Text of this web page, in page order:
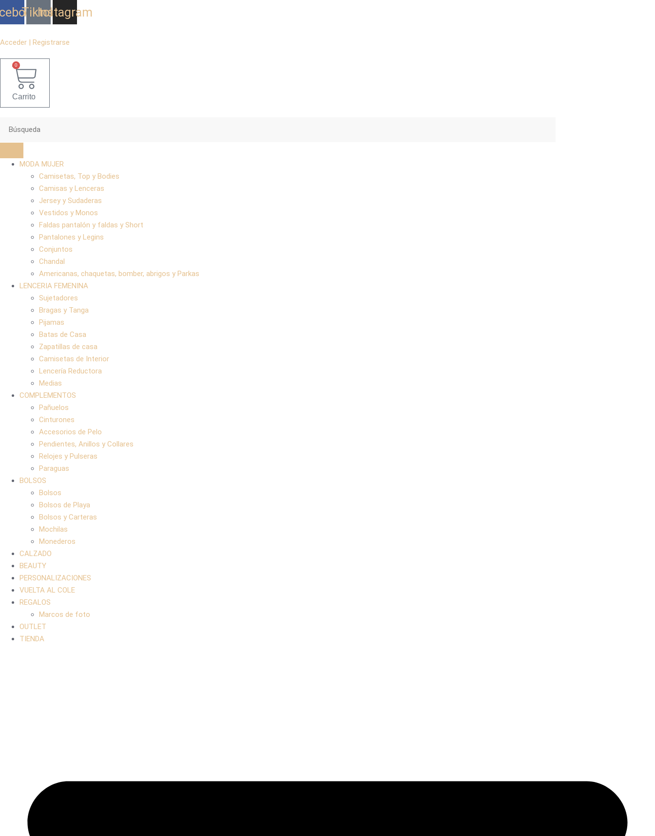
al
Tiktok
Instagram
Acceder | Registrarse
0
Carrito
MODA MUJER
Camisetas, Top y Bodies
Camisas y Lenceras
Jersey y Sudaderas
Vestidos y Monos
Faldas pantalón y faldas y Short
Pantalones y Legins
Conjuntos
Chandal
Americanas, chaquetas, bomber, abrigos y Parkas
LENCERIA FEMENINA
Sujetadores
Bragas y Tanga
Pijamas
Batas de Casa
Zapatillas de casa
Camisetas de Interior
Lencería Reductora
Medias
COMPLEMENTOS
Pañuelos
Cinturones
Accesorios de Pelo
Pendientes, Anillos y Collares
Relojes y Pulseras
Paraguas
BOLSOS
Bolsos
Bolsos de Playa
Bolsos y Carteras
Mochilas
Monederos
CALZADO
BEAUTY
PERSONALIZACIONES
VUELTA AL COLE
REGALOS
Marcos de foto
OUTLET
TIENDA